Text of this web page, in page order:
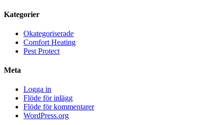
Kategorier
Okategoriserade
Comfort Heating
Pest Protect
Meta
Logga in
Flöde för inlägg
Flöde för kommentarer
WordPress.org